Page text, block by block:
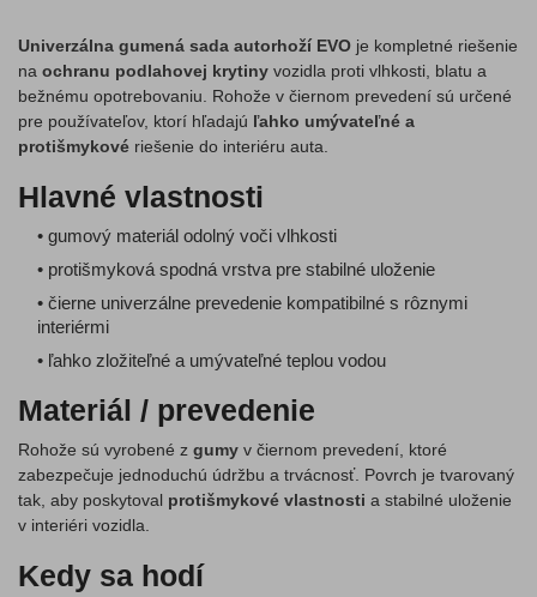
Univerzálna gumená sada autorhoží EVO je kompletné riešenie
na ochranu podlahovej krytiny vozidla proti vlhkosti, blatu a
bežnému opotrebovaniu. Rohože v čiernom prevedení sú určené
pre používateľov, ktorí hľadajú ľahko umývateľné a
protišmykové riešenie do interiéru auta.
Hlavné vlastnosti
• gumový materiál odolný voči vlhkosti
• protišmyková spodná vrstva pre stabilné uloženie
• čierne univerzálne prevedenie kompatibilné s rôznymi
interiérmi
• ľahko zložiteľné a umývateľné teplou vodou
Materiál / prevedenie
Rohože sú vyrobené z gumy v čiernom prevedení, ktoré
zabezpečuje jednoduchú údržbu a trvácnosť. Povrch je tvarovaný
tak, aby poskytoval protišmykové vlastnosti a stabilné uloženie
v interiéri vozidla.
Kedy sa hodí